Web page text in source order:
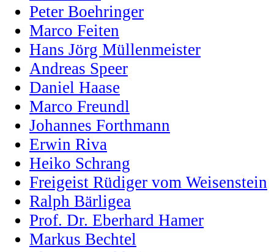
Peter Boehringer
Marco Feiten
Hans Jörg Müllenmeister
Andreas Speer
Daniel Haase
Marco Freundl
Johannes Forthmann
Erwin Riva
Heiko Schrang
Freigeist Rüdiger vom Weisenstein
Ralph Bärligea
Prof. Dr. Eberhard Hamer
Markus Bechtel